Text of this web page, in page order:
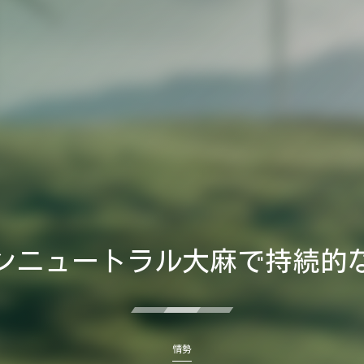
ニュートラル大麻で持続的
情勢